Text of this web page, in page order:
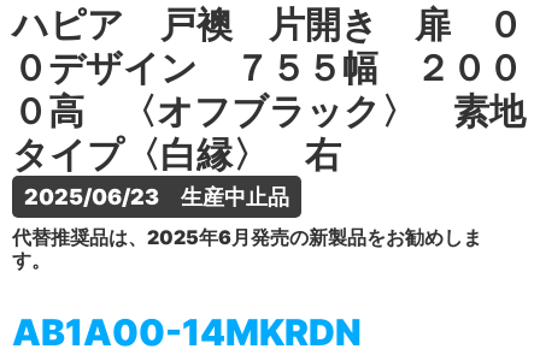
ハピア 戸襖 片開き 扉 ０
０デザイン ７５５幅 ２００
０高 〈オフブラック〉 素地
タイプ〈白縁〉 右
2025/06/23　生産中止品
代替推奨品は、2025年6月発売の新製品をお勧めしま
す。
AB1A00-14MKRDN